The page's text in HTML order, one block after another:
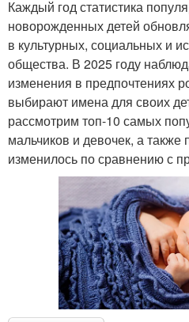
Каждый год статистика
новорожденных детей
в культурных, социальных и
общества. В 2025 году
изменения в предпочтениях
выбирают имена для своих
рассмотрим топ-10 самых
мальчиков и девочек, а также
изменилось по сравнению с